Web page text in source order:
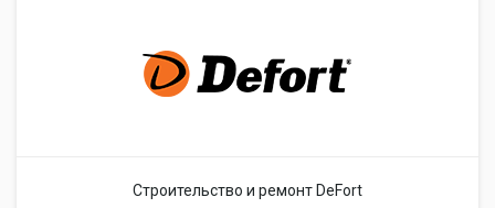
Строительство и ремонт DeFort